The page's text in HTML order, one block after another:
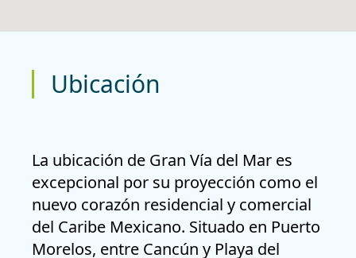
Ubicación
La ubicación de Gran Vía del Mar es
excepcional por su proyección como el
nuevo corazón residencial y comercial
del Caribe Mexicano. Situado en Puerto
Morelos, entre Cancún y Playa del